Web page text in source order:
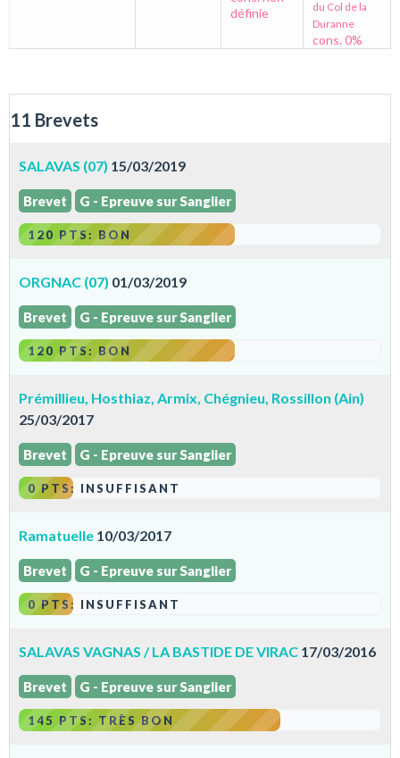
définie
du Col de la
Duranne
cons. 0%
11 Brevets
SALAVAS (07) 15/03/2019
Brevet G - Epreuve sur Sanglier
120 PTS: BON
ORGNAC (07) 01/03/2019
Brevet G - Epreuve sur Sanglier
120 PTS: BON
Prémillieu, Hosthiaz, Armix, Chégnieu, Rossillon (Ain)
25/03/2017
Brevet G - Epreuve sur Sanglier
0 PTS: INSUFFISANT
Ramatuelle 10/03/2017
Brevet G - Epreuve sur Sanglier
0 PTS: INSUFFISANT
SALAVAS VAGNAS / LA BASTIDE DE VIRAC 17/03/2016
Brevet G - Epreuve sur Sanglier
145 PTS: TRÈS BON